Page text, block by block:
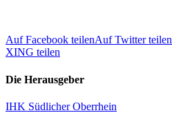
Auf Facebook teilenAuf Twitter teilen
XING teilen
Die Herausgeber
IHK Südlicher Oberrhein